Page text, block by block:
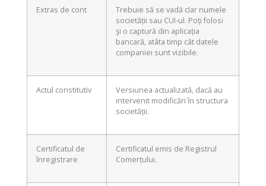
Extras de cont
Trebuie să se vadă clar numele
societății sau CUI-ul. Poți folosi
şi o captură din aplicația
bancară, atâta timp cât datele
companiei sunt vizibile.
Actul constitutiv
Versiunea actualizată, dacă au
intervenit modificări în structura
societății.
Certificatul de
înregistrare
Certificatul emis de Registrul
Comerțului.